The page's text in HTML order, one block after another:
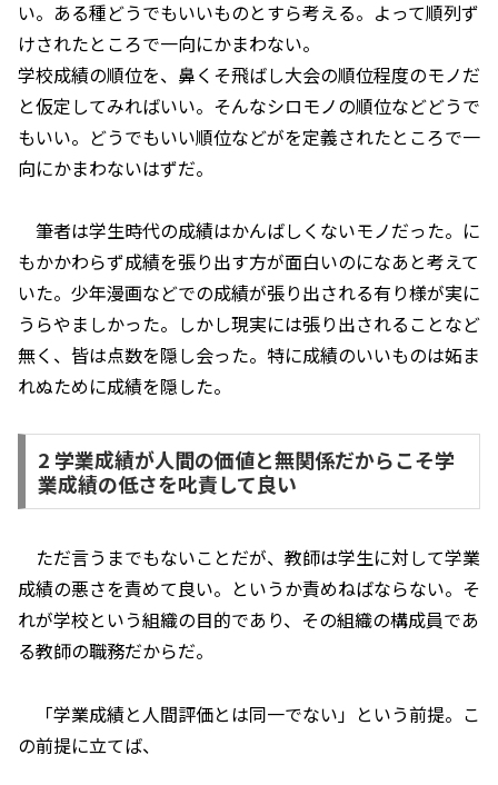
い。ある種どうでもいいものとすら考える。よって順列ず
けされたところで一向にかまわない。
学校成績の順位を、鼻くそ飛ばし大会の順位程度のモノだ
と仮定してみればいい。そんなシロモノの順位などどうで
もいい。どうでもいい順位などがを定義されたところで一
向にかまわないはずだ。
筆者は学生時代の成績はかんばしくないモノだった。に
もかかわらず成績を張り出す方が面白いのになあと考えて
いた。少年漫画などでの成績が張り出される有り様が実に
うらやましかった。しかし現実には張り出されることなど
無く、皆は点数を隠し会った。特に成績のいいものは妬ま
れぬために成績を隠した。
2 学業成績が人間の価値と無関係だからこそ学
業成績の低さを叱責して良い
ただ言うまでもないことだが、教師は学生に対して学業
成績の悪さを責めて良い。というか責めねばならない。そ
れが学校という組織の目的であり、その組織の構成員であ
る教師の職務だからだ。
「学業成績と人間評価とは同一でない」という前提。こ
の前提に立てば、